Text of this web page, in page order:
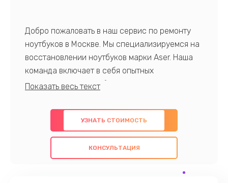
Добро пожаловать в наш сервис по ремонту
ноутбуков в Москве. Мы специализируемся на
восстановлении ноутбуков марки Aser. Наша
команда включает в себя опытных
профессионалов с обширными знаниями и
предлагаем быстрый и качественный ремонт с
использованием оригинальных компонентов, а
также гарантируем качество всех
проведенных работ. Наша цель - предоставить
обслуживание, удовлетворяя их потребности
УЗНАТЬ СТОИМОСТЬ
КОНСУЛЬТАЦИЯ